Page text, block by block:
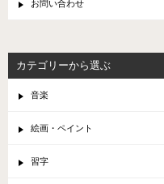
お問い合わせ
カテゴリーから選ぶ
音楽
絵画・ペイント
習字